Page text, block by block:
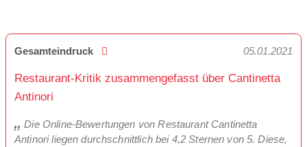
Gesamteindruck 05.01.2021
Restaurant-Kritik zusammengefasst über Cantinetta
Antinori
Die Online-Bewertungen von Restaurant Cantinetta
Antinori liegen durchschnittlich bei 4,2 Sternen von 5. Diese,